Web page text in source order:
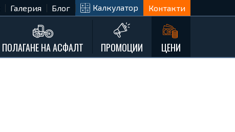
Галерия Блог Калкулатор Контакти
ПОЛАГАНЕ НА АСФАЛТ ПРОМОЦИИ ЦЕНИ